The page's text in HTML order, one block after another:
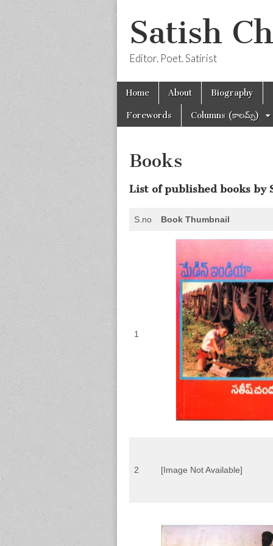
Satish
Editor. Poet. Satirist
Main
Skip
content
Home About Biography
Forewords Columns (కాలమ్స్)
Books
List of published books by
S.no Book Thumbnail
1
2 [Image Not Available]